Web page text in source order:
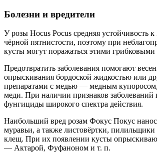
Болезни и вредители
У розы Hocus Pocus средняя устойчивость
чёрной пятнистости, поэтому при
кусты могут поражаться этими
Предотвратить заболевания помогают
опрыскивания бордоской жидкостью или
препаратами с медью — медным
меди. При наличии признаков
фунгициды широкого спектра действия.
Наибольший вред розам Фокус Покус
муравьи, а также листовёртки,
клещ. При их появлении кусты
— Актарой, Фуфаноном и т. п.